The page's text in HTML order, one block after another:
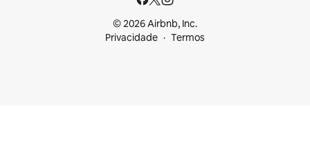
© 2026 Airbnb, Inc.
Privacidade
Termos